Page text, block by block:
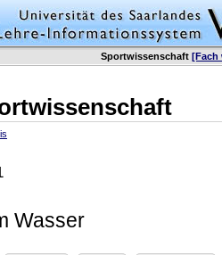
Sportwissenschaft [Fach
Wasser